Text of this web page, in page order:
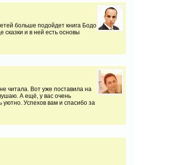
больше подойдет книга Бодо
сказки и в ней есть основы
читала. Вот уже поставила на
А ещё, у вас очень
Успехов вам и спасибо за